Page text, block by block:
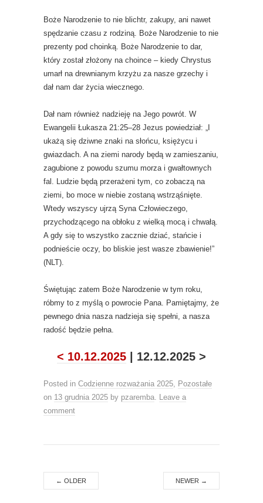
Boże Narodzenie to nie blichtr, zakupy, ani nawet
spędzanie czasu z rodziną. Boże Narodzenie to nie
prezenty pod choinką. Boże Narodzenie to dar,
który został złożony na choince – kiedy Chrystus
umarł na drewnianym krzyżu za nasze grzechy i
dał nam dar życia wiecznego.
Dał nam również nadzieję na Jego powrót. W
Ewangelii Łukasza 21:25–28 Jezus powiedział: „I
ukażą się dziwne znaki na słońcu, księżycu i
gwiazdach. A na ziemi narody będą w zamieszaniu,
zagubione z powodu szumu morza i gwałtownych
fal. Ludzie będą przerażeni tym, co zobaczą na
ziemi, bo moce w niebie zostaną wstrząśnięte.
Wtedy wszyscy ujrzą Syna Człowieczego,
przychodzącego na obłoku z wielką mocą i chwałą.
A gdy się to wszystko zacznie dziać, stańcie i
podnieście oczy, bo bliskie jest wasze zbawienie!”
(NLT).
Świętując zatem Boże Narodzenie w tym roku,
róbmy to z myślą o powrocie Pana. Pamiętajmy, że
pewnego dnia nasza nadzieja się spełni, a nasza
radość będzie pełna.
< 10.12.2025 | 12.12.2025 >
Posted in Codzienne rozważania 2025, Pozostałe
on 13 grudnia 2025 by pzaremba. Leave a
comment
← OLDER NEWER →